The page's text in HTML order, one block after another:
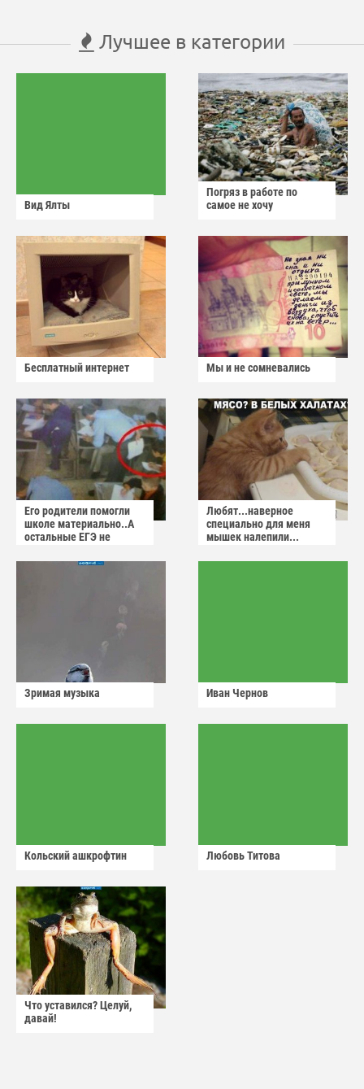
Лучшее в категории
Вид Ялты
Погряз в работе по
самое не хочу
Бесплатный интернет Мы и не сомневались
Его родители помогли
школе материально..А
остальные ЕГЭ не
Любят...наверное
специально для меня
мышек налепили...
Зримая музыка Иван Чернов
Кольский ашкрофтин Любовь Титова
Что уставился? Целуй,
давай!